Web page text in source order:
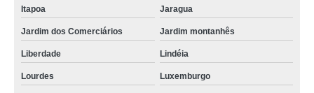
pgr nr18 marcar Belo Horizonte
pgr segurança Barro Preto
pgr segurança do trabalho marcar Boa Vista
pgr e pcmso marcar Savassi
Itapoa Jaragua
Jardim dos Comerciários Jardim montanhês
Liberdade Lindéia
Lourdes Luxemburgo